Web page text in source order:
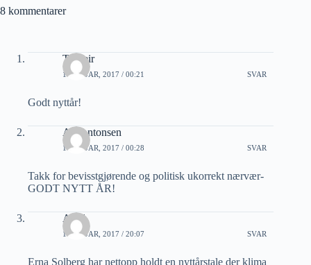
8 kommentarer
Torgeir
1 JANUAR, 2017 / 00:21 SVAR
Godt nyttår!
Alf Antonsen
1 JANUAR, 2017 / 00:28 SVAR
Takk for bevisstgjørende og politisk ukorrekt nærvær-
GODT NYTT ÅR!
Arild
1 JANUAR, 2017 / 20:07 SVAR
Erna Solberg har nettopp holdt en nyttårstale der klima